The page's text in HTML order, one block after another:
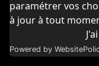
paramétrer vos
à jour à tout
Powered by